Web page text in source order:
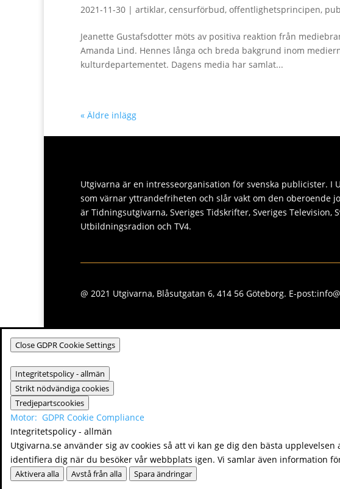
2021-11-30 | artiklar, censurförbud, offentlighetsprincipen,
Jeanette Gustafsdotter möts av positiva reaktion från
Amanda Lind. Hennes långa och breda bakgrund inom
kulturdepartementet. Dagens media har samlat...
« Äldre inlägg
Utgivarna är en intresseorganisation för svenska publicister. I
som värnar yttrandefriheten och slår vakt om den oberoende
är Tidningsutgivarna, Sveriges Tidskrifter, Sveriges Television,
Utbildningsradion och TV4.
@ 2021 Utgivarna, Blåsutgatan 6, 414 56 Göteborg. E-
Close GDPR Cookie Settings
Integritetspolicy - allmän
Strikt nödvändiga cookies
Tredjepartscookies
Motor: GDPR Cookie Compliance
Integritetspolicy - allmän
Utgivarna.se använder sig av cookies så att vi kan ge dig den bästa
identifiera dig när du besöker vår webbplats igen. Vi samlar även information
Aktivera alla Avstå från alla Spara ändringar